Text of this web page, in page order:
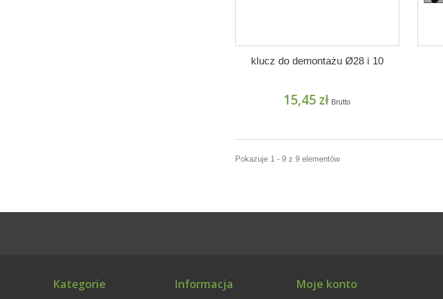
klucz do demontażu Ø28 i 10
15,45 zł Brutto
Pokazuje 1 - 9 z 9 elementów
Kategorie Informacja Moje konto